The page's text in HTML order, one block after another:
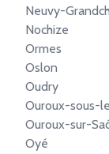
Neuvy-
Nochize
Ormes
Oslon
Oudry
Ouroux-sous-
Ouroux-sur-
Oyé